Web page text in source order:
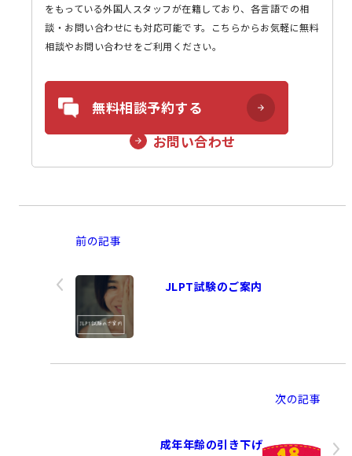
をもっている外国人スタッフが在籍しており、各言語での相
談・お問い合わせにも対応可能です。こちらからお気軽に無料
相談やお問い合わせをご利用ください。
無料相談予約する
お問い合わせ
前の記事
JLPT試験のご案内
次の記事
成年年齢の引き下げ